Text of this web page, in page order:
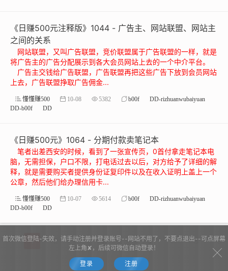
《日赚500元注释版》1044 - 广告主、网站联盟、网站主
之间的关系
网站联盟，又叫广告联盟，竞价联盟属于广告联盟的一样，就是
将广告主的广告分配展示到各大会员网站上去的一个中介平台。
广告主交钱给广告联盟，广告联盟再把这些广告下放到会员网站
上去，广告联盟挣取广告佣金...
懂懂赚500 10-08 5382 b00f
DD-rizhuanwubaiyuan
DD-b00f
DD
《日赚500元》1064 - 分期付款卖笔记本
笔者出差西安的时候，看到了一张宣传页，0首付拿走笔记本电
脑，无需担保，户口不限，打电话过去以后，对方给予了详细的解
释，就是需要购买者提供身份证复印件以及在收入证明上盖上一个
公章，然后他们给办理信用卡...
懂懂赚500 10-07 5614 b00f
DD-rizhuanwubaiyuan
DD-b00f
DD
‹‹ 1 2 3 4 5 6 7 8 9
10 › ››
首次微信登陆-失效，请手动注册并登录账号--网站不用了，不要点退出--可点屏幕
左上角✘，后续可微信自动登录！
登录 注册